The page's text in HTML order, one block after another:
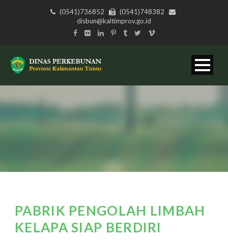
(0541)736852
(0541)748382
disbun@kaltimprov.go.id
PABRIK PENGOLAH LIMBAH
KELAPA SIAP BERDIRI